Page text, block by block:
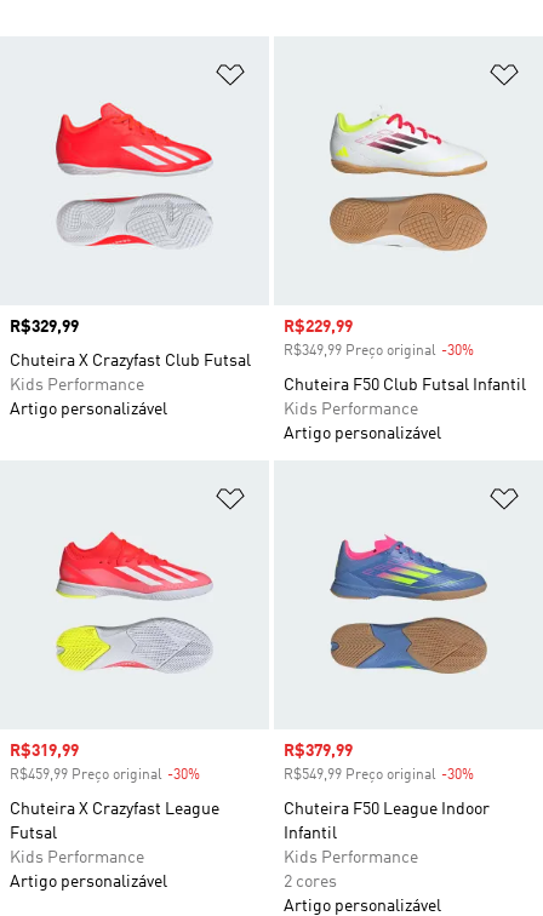
Preço
R$329,99
Chuteira X Crazyfast Club Futsal
Kids Performance
Artigo personalizável
Preço com desconto
R$229,99
R$349,99 Preço original -30%
Chuteira F50 Club Futsal Infantil
Kids Performance
Artigo personalizável
Preço com desconto
R$319,99
R$459,99 Preço original -30%
Chuteira X Crazyfast League
Futsal
Kids Performance
Artigo personalizável
Preço com desconto
R$379,99
R$549,99 Preço original -30%
Chuteira F50 League Indoor
Infantil
Kids Performance
2 cores
Artigo personalizável